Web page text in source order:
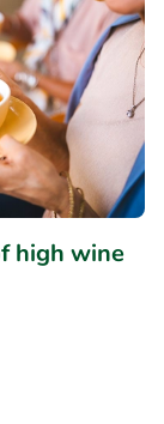
high wine